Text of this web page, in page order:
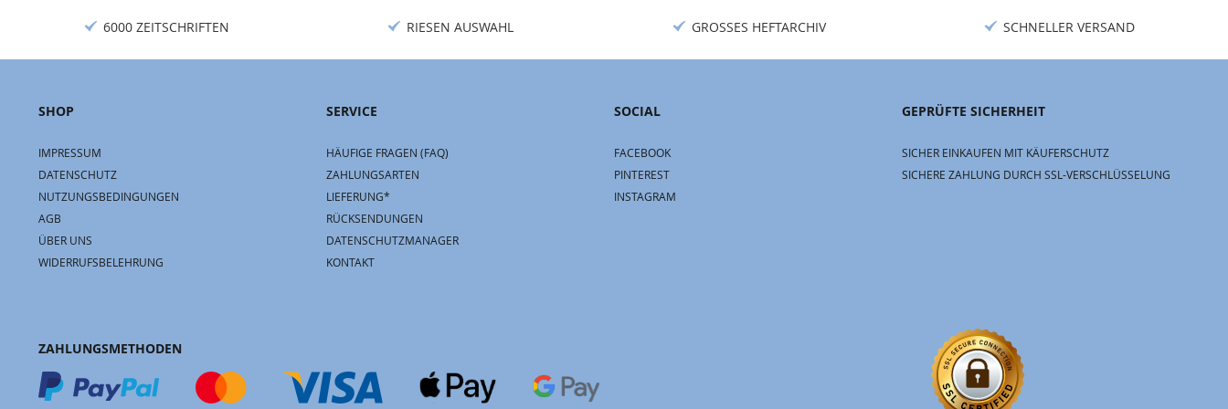
6000 ZEITSCHRIFTEN RIESEN AUSWAHL GROSSES HEFTARCHIV SCHNELLER VERSAND
SHOP
IMPRESSUM
DATENSCHUTZ
NUTZUNGSBEDINGUNGEN
AGB
ÜBER UNS
WIDERRUFSBELEHRUNG
SERVICE
HÄUFIGE FRAGEN (FAQ)
ZAHLUNGSARTEN
LIEFERUNG*
RÜCKSENDUNGEN
DATENSCHUTZMANAGER
KONTAKT
SOCIAL
FACEBOOK
PINTEREST
INSTAGRAM
GEPRÜFTE SICHERHEIT
SICHER EINKAUFEN MIT KÄUFERSCHUTZ
SICHERE ZAHLUNG DURCH SSL-VERSCHLÜSSELUNG
ZAHLUNGSMETHODEN